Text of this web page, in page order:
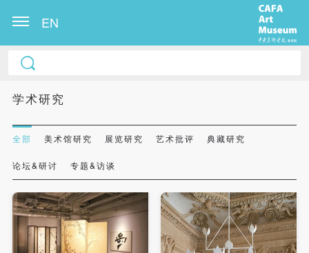
EN
学术研究
全部 美术馆研究 展览研究 艺术批评 典藏研究
论坛&研讨 专题&访谈